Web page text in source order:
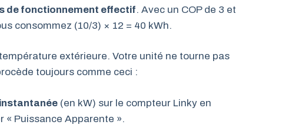
de fonctionnement effectif. Avec un COP de 3 et
consommez (10/3) × 12 = 40 kWh.
extérieure. Votre unité ne tourne pas
toujours comme ceci :
(en kW) sur le compteur Linky en
« Puissance Apparente ».